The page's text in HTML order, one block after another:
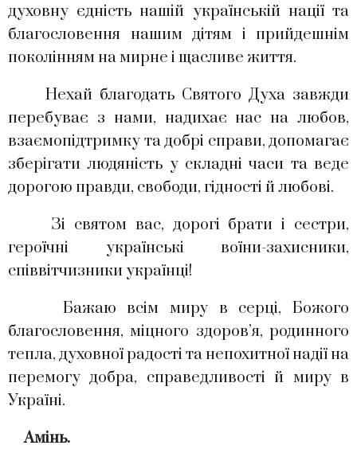
духовну єдність нашій українській нації та
благословення нашим дітям і прийдешнім
поколінням на мирне і щасливе життя.
Нехай благодать Святого Духа завжди
перебуває з нами, надихає нас на любов,
взаємопідтримку та добрі справи, допомагає
зберігати людяність у складні часи та веде
дорогою правди, свободи, гідності й любові.
Зі святом вас, дорогі брати і сестри,
героїчні українські воїни-захисники,
співвітчизники українці!
Бажаю всім миру в серці, Божого
благословення, міцного здоров’я, родинного
тепла, духовної радості та непохитної надії на
перемогу добра, справедливості й миру в
Україні.
Амінь.